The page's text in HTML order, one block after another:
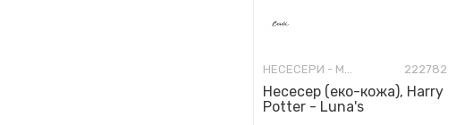
НЕСЕСЕРИ - МОДНИ 222782
Несесер (еко-кожа), Harry
Potter - Luna's